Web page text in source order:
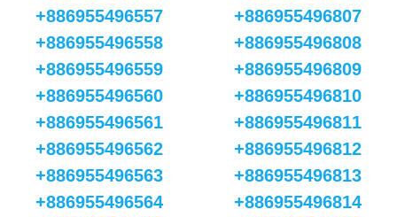
+886955496557
+886955496558
+886955496559
+886955496560
+886955496561
+886955496562
+886955496563
+886955496564
+886955496807
+886955496808
+886955496809
+886955496810
+886955496811
+886955496812
+886955496813
+886955496814